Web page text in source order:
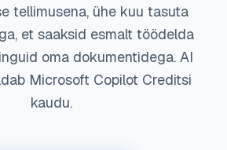
tellimusena, ühe kuu tasuta
et saaksid esmalt töödelda
oma dokumentidega. AI
Microsoft Copilot Creditsi
kaudu.